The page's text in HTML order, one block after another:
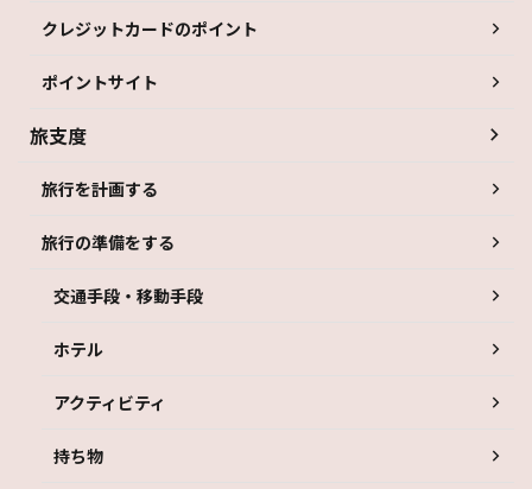
クレジットカードのポイント
ポイントサイト
旅支度
旅行を計画する
旅行の準備をする
交通手段・移動手段
ホテル
アクティビティ
持ち物